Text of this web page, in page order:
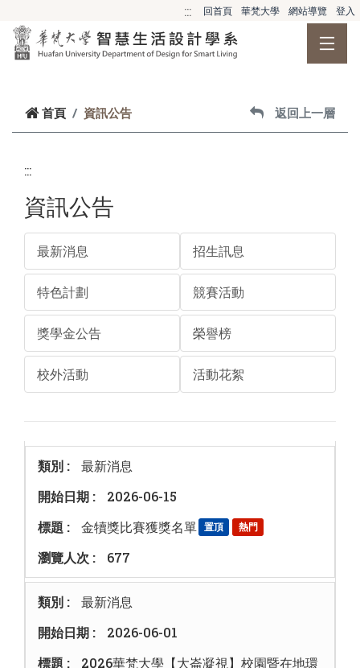
::: 回首頁 華梵大學 網站導覽 登入
首頁 資訊公告 返回上一層
:::
資訊公告
最新消息 招生訊息
特色計劃 競賽活動
獎學金公告 榮譽榜
校外活動 活動花絮
最新消息
2026-06-15
金犢獎比賽獲獎名單 置頂 熱門
677
最新消息
2026-06-01
2026華梵大學【大崙凝視】校園暨在地環